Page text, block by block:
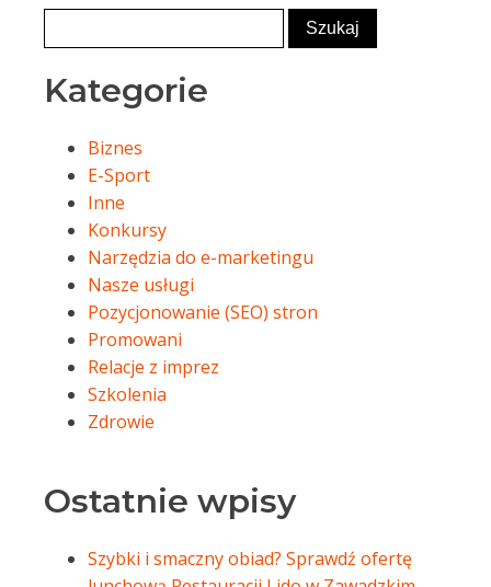
Kategorie
Biznes
E-Sport
Inne
Konkursy
Narzędzia do e-marketingu
Nasze usługi
Pozycjonowanie (SEO) stron
Promowani
Relacje z imprez
Szkolenia
Zdrowie
Ostatnie wpisy
Szybki i smaczny obiad? Sprawdź ofertę